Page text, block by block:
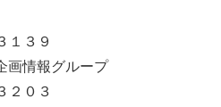
１３９
情報グループ
２０３